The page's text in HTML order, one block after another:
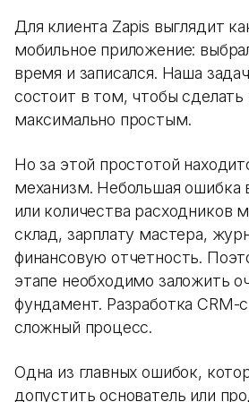
Для клиента Zapis выглядит
мобильное приложение:
время и записался. Наша
состоит в том, чтобы сделать
максимально простым.
Но за этой простотой
механизм. Небольшая ошибка
или количества расходников
склад, зарплату мастера,
финансовую отчетность.
этапе необходимо заложить
фундамент. Разработка
сложный процесс.
Одна из главных ошибок,
допустить основатель или